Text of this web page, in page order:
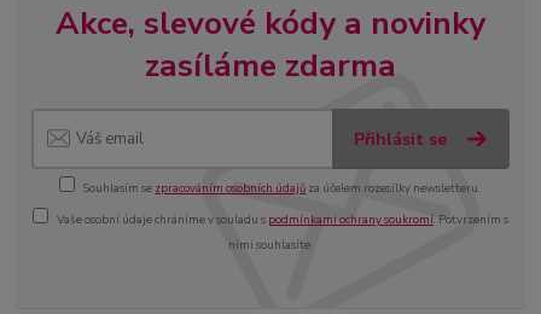
Akce, slevové kódy a novinky
zasíláme zdarma
Přihlásit se
Souhlasím se zpracováním osobních údajů za účelem rozesílky newsletteru.
Vaše osobní údaje chráníme v souladu s podmínkami ochrany soukromí. Potvrzením s
nimi souhlasíte.